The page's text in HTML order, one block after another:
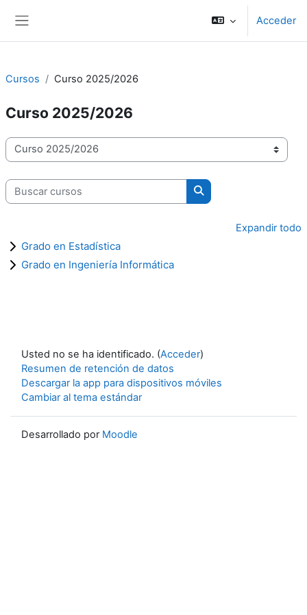
Acceder
Cursos Curso 2025/2026
Curso 2025/2026
Categorías
Buscar cursos
Buscar cursos
Expandir todo
Grado en Estadística
Grado en Ingeniería Informática
Usted no se ha identificado. (Acceder)
Resumen de retención de datos
Descargar la app para dispositivos móviles
Cambiar al tema estándar
Desarrollado por Moodle